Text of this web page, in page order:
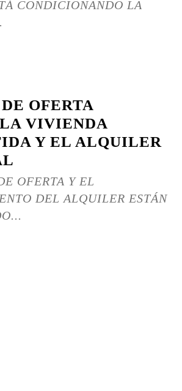
CONDICIONANDO LA
OFERTA
VIVIENDA
Y EL ALQUILER
OFERTA Y EL
DEL ALQUILER ESTÁN